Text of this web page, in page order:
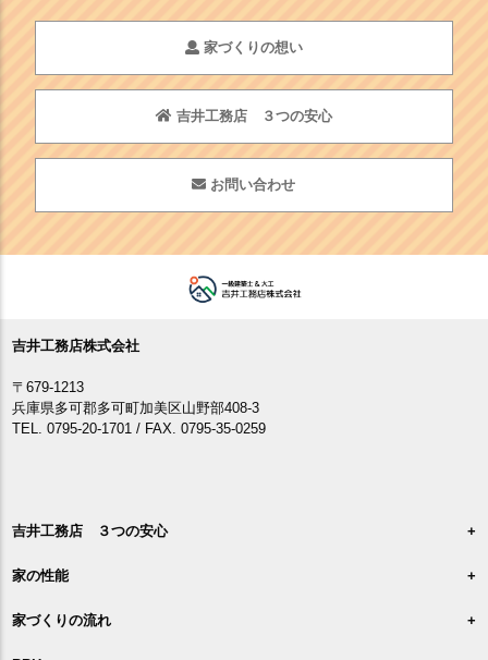
家づくりの想い
吉井工務店 ３つの安心
お問い合わせ
吉井工務店株式会社
〒679-1213
兵庫県多可郡多可町加美区山野部408-3
TEL. 0795-20-1701 / FAX. 0795-35-0259
吉井工務店 ３つの安心
家の性能
家づくりの流れ